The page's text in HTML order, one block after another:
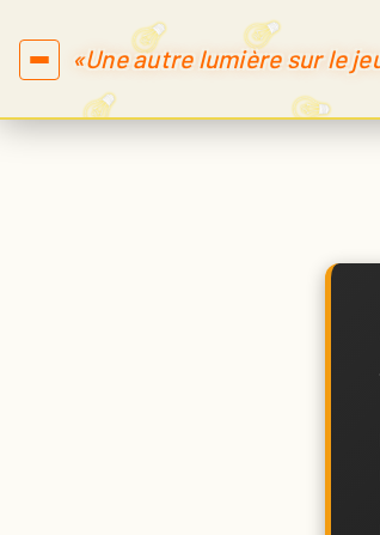
«Une autre lumière sur le